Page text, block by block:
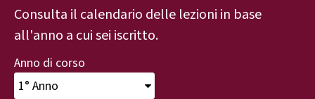
Consulta il calendario delle lezioni in base
all'anno a cui sei iscritto.
Anno di corso